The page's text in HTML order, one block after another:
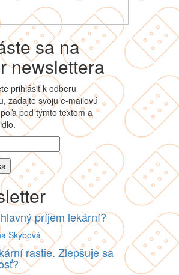
sa na
newslettera
prihlásiť k odberu
zadajte svoju e-mailovú
pod týmto textom a
príjem lekární?
Skybová
rastie. Zlepšuje sa